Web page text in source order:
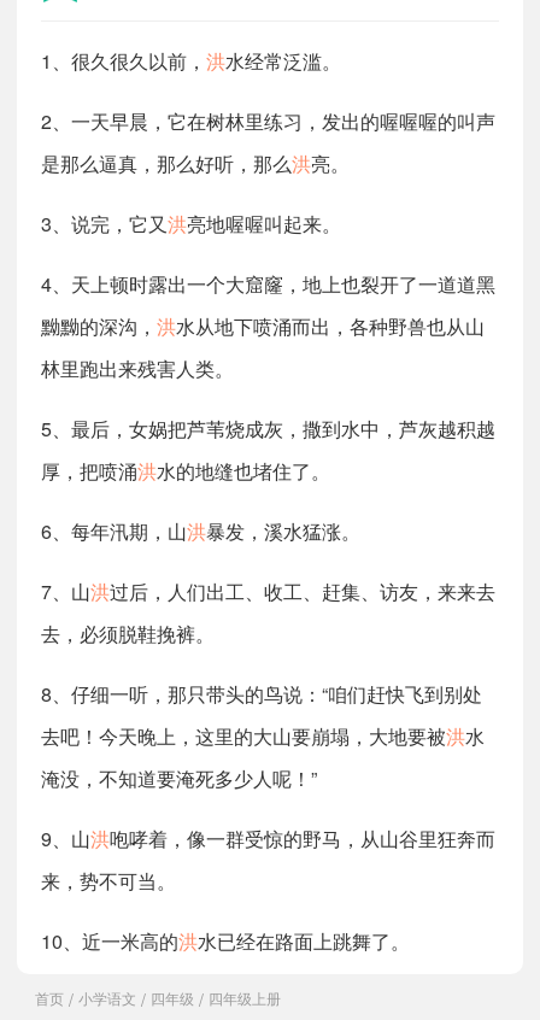
1、很久很久以前， 洪水经常泛滥。
2、一天早晨，它在树林里练习，发出的喔喔喔的叫声
是那么逼真，那么好听，那么洪亮。
3、说完，它又洪亮地喔喔叫起来。
4、天上顿时露出一个大窟窿，地上也裂开了一道道黑
黝黝的深沟， 洪水从地下喷涌而出，各种野兽也从山
林里跑出来残害人类。
5、最后，女娲把芦苇烧成灰，撒到水中，芦灰越积越
厚，把喷涌洪水的地缝也堵住了。
6、每年汛期，山洪暴发，溪水猛涨。
7、山洪过后，人们出工、收工、赶集、访友，来来去
去，必须脱鞋挽裤。
8、仔细一听，那只带头的鸟说：“咱们赶快飞到别处
去吧！今天晚上，这里的大山要崩塌，大地要被洪水
淹没，不知道要淹死多少人呢！”
9、山洪咆哮着，像一群受惊的野马，从山谷里狂奔而
来，势不可当。
10、近一米高的洪水已经在路面上跳舞了。
首页 / 小学语文 / 四年级 / 四年级上册